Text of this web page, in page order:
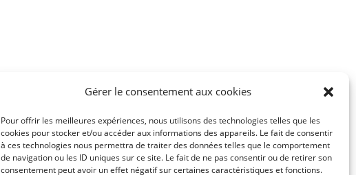
Gérer le consentement aux cookies
Pour offrir les meilleures expériences, nous utilisons des technologies telles que les
cookies pour stocker et/ou accéder aux informations des appareils. Le fait de consentir
à ces technologies nous permettra de traiter des données telles que le comportement
de navigation ou les ID uniques sur ce site. Le fait de ne pas consentir ou de retirer son
consentement peut avoir un effet négatif sur certaines caractéristiques et fonctions.